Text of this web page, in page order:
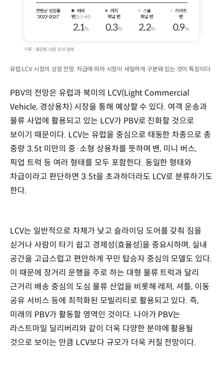
유럽 LCV 시장의 성장 전망. 차급에 따라 시장이 세밀하게 구분돼 있는 것이 특징이다
PBV의 전망은 유럽과 북미의 LCV(Light Commercial
Vehicle, 경상용차) 시장을 통해 예상할 수 있다. 여객 운송과
물류 사업에 활용되고 있는 LCV가 PBV로 진화할 것으로
보이기 때문이다. LCV는 유럽을 중심으로 태동한 차종으로 총
중량 3.5t 미만의 중·소형 상용차를 뜻하며 밴, 미니 버스,
픽업 트럭 등 여러 형태를 모두 포함한다. 동일한 형태와
차급이라고 판단하면 3.5t을 초과하더라도 LCV로 분류하기도
한다.
LCV는 일반적으로 차체가 낮고 슬라이딩 도어를 갖춰 짐을
싣거나 사람이 타기 쉽고 경제성(효율성)을 중요시하며, 실내
공간을 고급스럽고 편안하게 꾸민 탑승자 중심의 모델도 있다.
이 때문에 장거리 운행을 주로 하는 대형 물류 트럭과 달리
근거리 배송 중심의 도심 물류 산업을 비롯해 레저, 셔틀, 이동
공유 서비스 등에 최적화된 모빌리티로 활용되고 있다. 즉,
미래의 PBV가 활동할 영역인 것이다. 나아가 PBV는
라스트마일 딜리버리와 같이 더욱 다양한 분야에 활용될
것으로 보이는 만큼 LCV보다 규모가 더욱 커질 전망이다.